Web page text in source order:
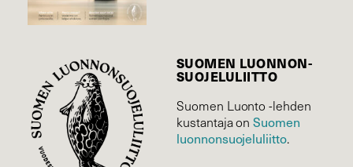
SUOMEN LUONNON­
SUOJELU­LIITTO
Suomen Luonto -lehden
kustantaja onSuomen
luonnonsuojelu­liitto.